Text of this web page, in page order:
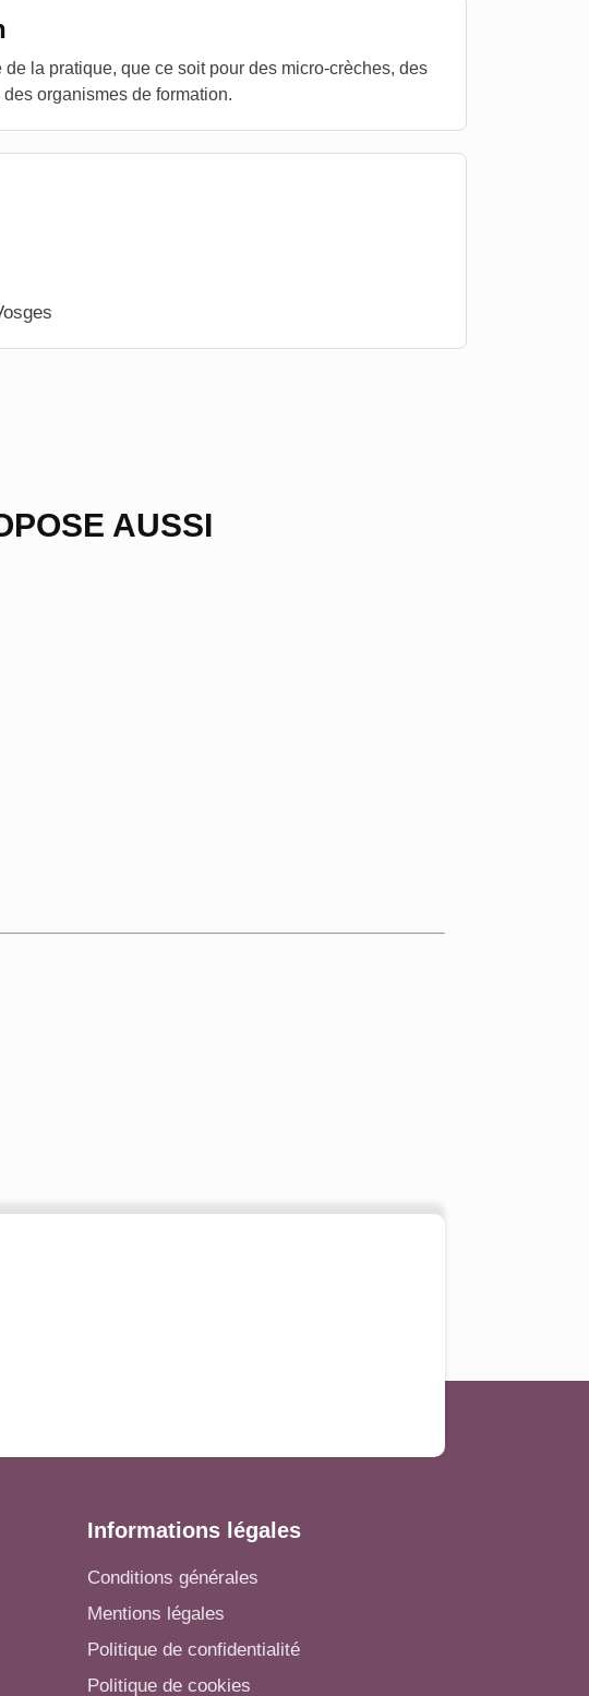
la pratique, que ce soit pour des micro-crèches, des
organismes de formation.
AUSSI
Informations légales
Conditions générales
Mentions légales
Politique de confidentialité
Politique de cookies